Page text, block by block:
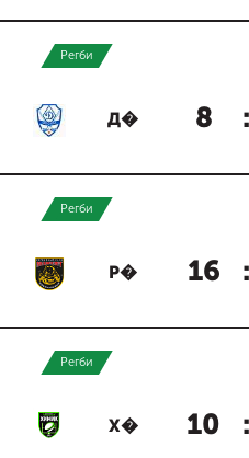
Регби
Д� 8 :
Регби
Р� 16 :
Регби
Х� 10 :